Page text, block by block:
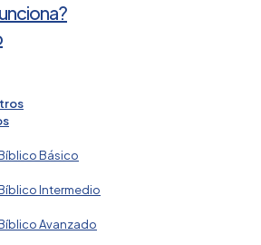
Básico
Intermedio
Avanzado